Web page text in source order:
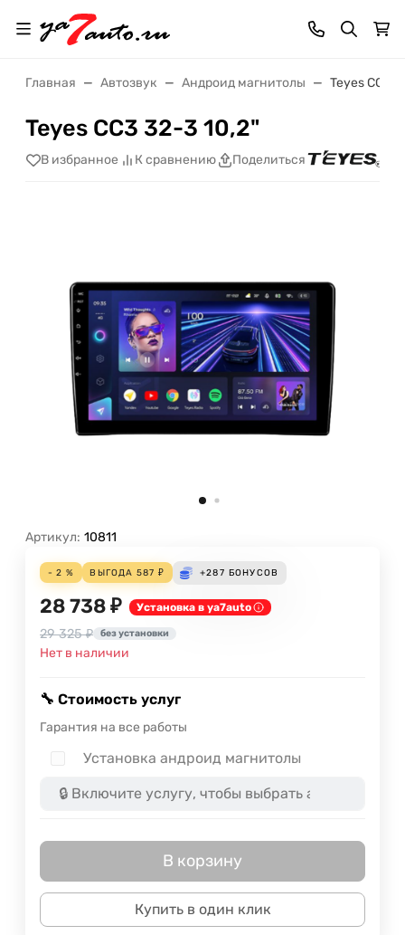
Главная Автозвук Андроид магнитолы Teyes CC3
Teyes CC3 32-3 10,2"
В избранное К сравнению Поделиться
Артикул: 10811
- 2 % ВЫГОДА 587 ₽ +287 БОНУСОВ
28 738 ₽ Установка в ya7auto
29 325 ₽ без установки
Нет в наличии
🔧 Стоимость услуг
Гарантия на все работы
Установка андроид магнитолы
В корзину
Купить в один клик